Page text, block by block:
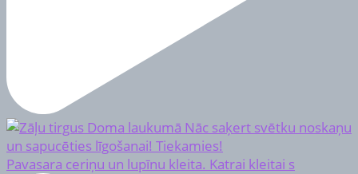
Pavasara ceriņu un lupīnu kleita. Katrai kleitai s